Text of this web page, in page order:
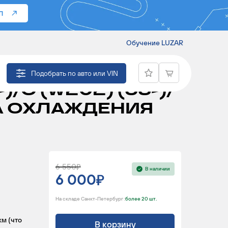
Обучение LUZAR
Подобрать по авто или VINBENZ E
)/С (W202) (93-)/
ОХЛАЖДЕНИЯ
(что
6 550
6 000
В наличии
На складе Санкт-Петербург :более 20 шт.
В корзину